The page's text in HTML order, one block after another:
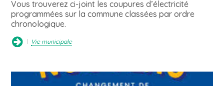
Vous trouverez ci-joint les coupures d’électricité
programmées sur la commune classées par ordre
chronologique.
Vie municipale